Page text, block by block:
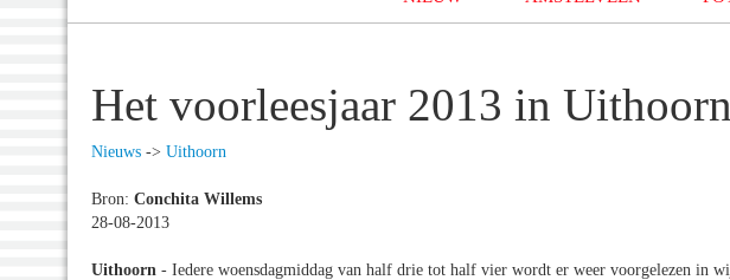
Het voorleesjaar 2013 in
Nieuws -> Uithoorn
Bron: Conchita Willems
28-08-2013
Uithoorn - Iedere woensdagmiddag van half drie tot half vier wordt er weer voorgelezen in